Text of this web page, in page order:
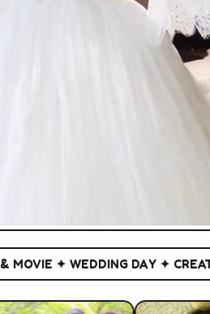
✦ WEDDING DAY ✦ CREATIVE